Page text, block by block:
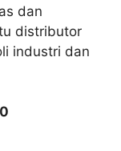
dan
distributor
industri dan